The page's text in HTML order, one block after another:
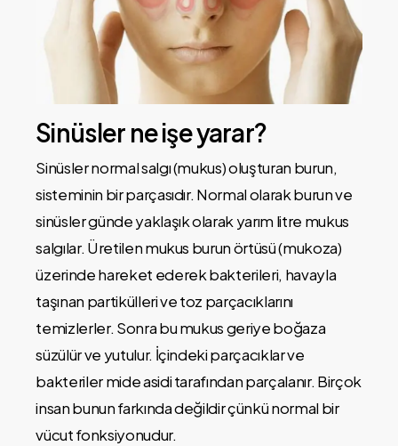
Sinüsler ne işe yarar?
Sinüsler normal salgı (mukus) oluşturan burun,
sisteminin bir parçasıdır. Normal olarak burun ve
sinüsler günde yaklaşık olarak yarım litre mukus
salgılar. Üretilen mukus burun örtüsü (mukoza)
üzerinde hareket ederek bakterileri, havayla
taşınan partikülleri ve toz parçacıklarını
temizlerler. Sonra bu mukus geriye boğaza
süzülür ve yutulur. İçindeki parçacıklar ve
bakteriler mide asidi tarafından parçalanır. Birçok
insan bunun farkında değildir çünkü normal bir
vücut fonksiyonudur.